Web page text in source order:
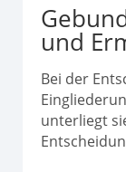
und
Bei der
unterliegt